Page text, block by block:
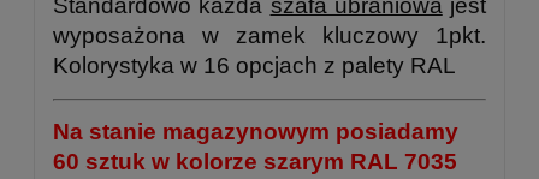
Standardowo każda szafa ubraniowajest
wyposażona w zamek kluczowy 1pkt.
Kolorystyka w 16 opcjach z palety RAL
Na stanie magazynowym posiadamy
60 sztuk w kolorze szarym RAL 7035